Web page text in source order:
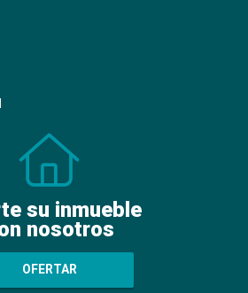
su inmueble
nosotros
OFERTAR